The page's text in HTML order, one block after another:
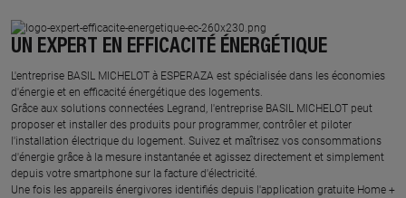
UN EXPERT EN EFFICACITÉ ÉNERGÉTIQUE
L'entreprise BASIL MICHELOT à ESPERAZA est spécialisée dans les économies
d'énergie et en efficacité énergétique des logements.
Grâce aux solutions connectées Legrand, l'entreprise BASIL MICHELOT peut
proposer et installer des produits pour programmer, contrôler et piloter
l'installation électrique du logement. Suivez et maîtrisez vos consommations
d'énergie grâce à la mesure instantanée et agissez directement et simplement
depuis votre smartphone sur la facture d'électricité.
Une fois les appareils énergivores identifiés depuis l'application gratuite Home +